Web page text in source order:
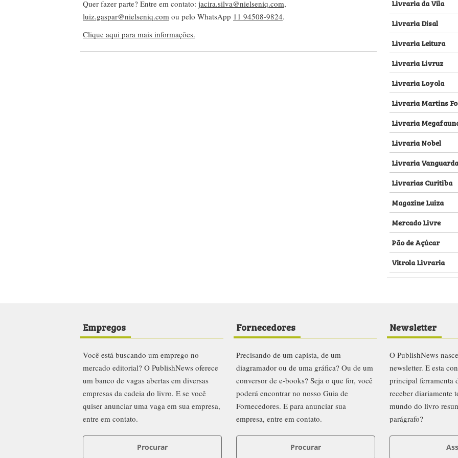
Quer fazer parte? Entre em contato: jacira.silva@nielseniq.com,
luiz.gaspar@nielseniq.com ou pelo WhatsApp 11 94508-9824.
Clique aqui para mais informações.
Livraria da Vila
Livraria Disal
Livraria Leitura
Livraria Livruz
Livraria Loyola
Livraria Martins
Livraria
Livraria Nobel
Livraria Vanguarda
Livrarias Curitiba
Magazine Luiza
Mercado Livre
Pão de Açúcar
Vitrola Livraria
Empregos
Você está buscando um emprego no
mercado editorial? O PublishNews oferece
um banco de vagas abertas em diversas
empresas da cadeia do livro. E se você
quiser anunciar uma vaga em sua empresa,
entre em contato.
Procurar
Fornecedores
Precisando de um capista, de um
diagramador ou de uma gráfica? Ou de um
conversor de e-books? Seja o que for, você
poderá encontrar no nosso Guia de
Fornecedores. E para anunciar sua
empresa, entre em contato.
Procurar
Newsletter
O PublishNews
newsletter. E esta
principal ferramenta
receber diariamente
mundo do livro
parágrafo?